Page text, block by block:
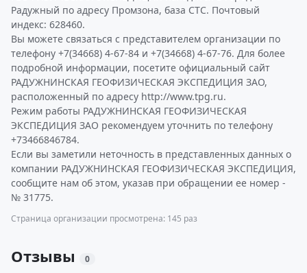
Радужный по адресу Промзона, база СТС. Почтовый
индекс: 628460.
Вы можете связаться с представителем организации по
телефону +7(34668) 4-67-84 и +7(34668) 4-67-76. Для более
подробной информации, посетите официальный сайт
РАДУЖНИНСКАЯ ГЕОФИЗИЧЕСКАЯ ЭКСПЕДИЦИЯ ЗАО,
расположенный по адресу http://www.tpg.ru.
Режим работы РАДУЖНИНСКАЯ ГЕОФИЗИЧЕСКАЯ
ЭКСПЕДИЦИЯ ЗАО рекомендуем уточнить по телефону
+73466846784.
Если вы заметили неточность в представленных данных о
компании РАДУЖНИНСКАЯ ГЕОФИЗИЧЕСКАЯ ЭКСПЕДИЦИЯ,
сообщите нам об этом, указав при обращении ее номер -
№ 31775.
Страница организации просмотрена: 145 раз
Отзывы 0